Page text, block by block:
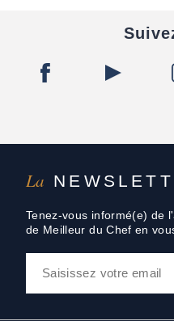
La
Tenez-vous informé(e) de
de Meilleur du Chef en